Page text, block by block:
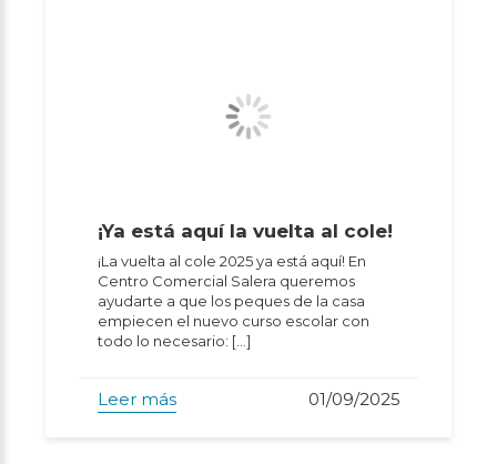
¡Ya está aquí la vuelta al cole!
¡La vuelta al cole 2025 ya está aquí! En
Centro Comercial Salera queremos
ayudarte a que los peques de la casa
empiecen el nuevo curso escolar con
todo lo necesario: […]
Leer más 01/09/2025